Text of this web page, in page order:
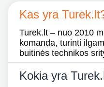
Kas yra
Turek.lt – nuo 2010
komanda, turinti
buitinės technikos
Kokia yra